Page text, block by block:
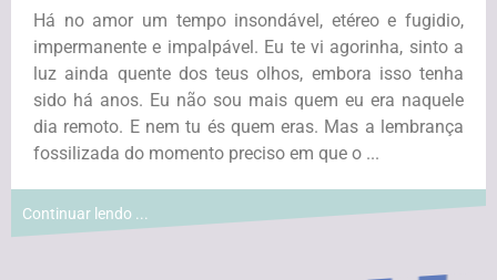
Há no amor um tempo insondável, etéreo e fugidio,
impermanente e impalpável. Eu te vi agorinha, sinto a
luz ainda quente dos teus olhos, embora isso tenha
sido há anos. Eu não sou mais quem eu era naquele
dia remoto. E nem tu és quem eras. Mas a lembrança
fossilizada do momento preciso em que o ...
Continuar lendo ...